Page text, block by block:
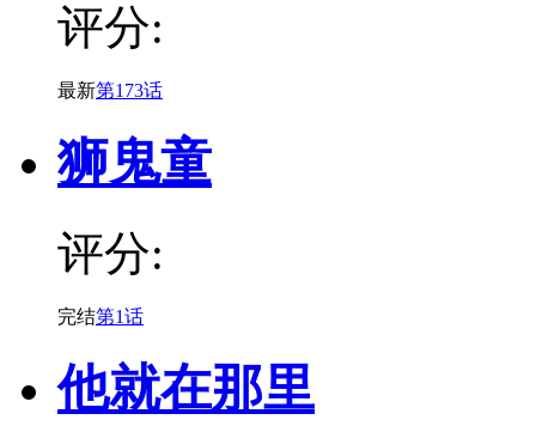
评分:
最新第173话
狮鬼童
评分:
完结第1话
他就在那里